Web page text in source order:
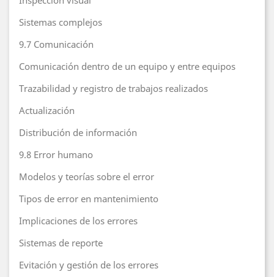
Sistemas complejos
9.7 Comunicación
Comunicación dentro de un equipo y entre equipos
Trazabilidad y registro de trabajos realizados
Actualización
Distribución de información
9.8 Error humano
Modelos y teorías sobre el error
Tipos de error en mantenimiento
Implicaciones de los errores
Sistemas de reporte
Evitación y gestión de los errores